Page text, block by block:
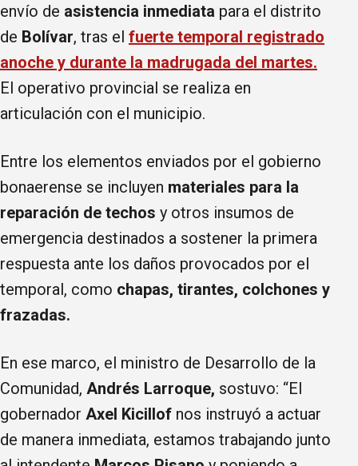
envío de asistencia inmediata para el distrito
de Bolívar, tras el fuerte temporal registrado
anoche y durante la madrugada del martes.
El operativo provincial se realiza en
articulación con el municipio.
Entre los elementos enviados por el gobierno
bonaerense se incluyen materiales para la
reparación de techos y otros insumos de
emergencia destinados a sostener la primera
respuesta ante los daños provocados por el
temporal, como chapas, tirantes, colchones y
frazadas.
En ese marco, el ministro de Desarrollo de la
Comunidad, Andrés Larroque, sostuvo: “El
gobernador Axel Kicillof nos instruyó a actuar
de manera inmediata, estamos trabajando junto